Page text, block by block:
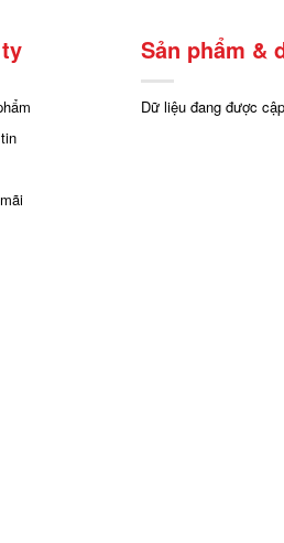
Sản phẩm &
Dữ liệu đang được